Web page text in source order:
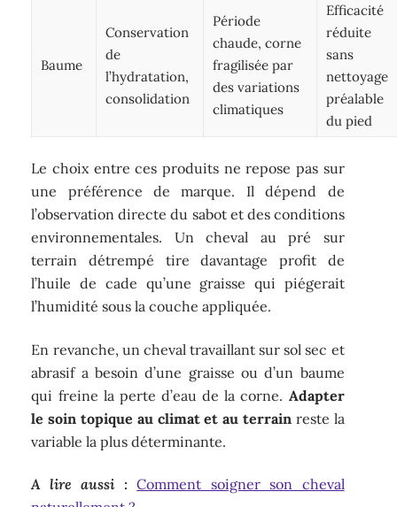
Baume
Conservation
de
l’hydratation,
consolidation
Période
chaude, corne
fragilisée par
des variations
climatiques
Efficacité
réduite
sans
nettoyage
préalable
du pied
Le choix entre ces produits ne repose pas sur
une préférence de marque. Il dépend de
l’observation directe du sabot et des conditions
environnementales. Un cheval au pré sur
terrain détrempé tire davantage profit de
l’huile de cade qu’une graisse qui piégerait
l’humidité sous la couche appliquée.
En revanche, un cheval travaillant sur sol sec et
abrasif a besoin d’une graisse ou d’un baume
qui freine la perte d’eau de la corne. Adapter
le soin topique au climat et au terrain reste la
variable la plus déterminante.
A lire aussi : Comment soigner son cheval